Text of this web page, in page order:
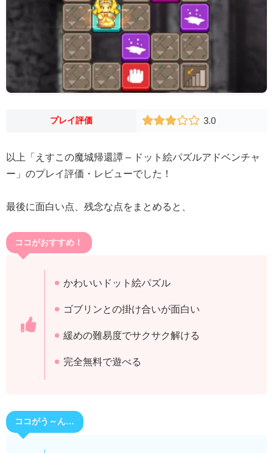
プレイ評価 3.0
以上「えすこの魔城帰還譚 – ドット絵パズルアドベンチャ
ー」のプレイ評価・レビューでした！
最後に面白い点、残念な点をまとめると、
ココがおすすめ！
かわいいドット絵パズル
ゴブリンとの掛け合いが面白い
緩めの難易度でサクサク解ける
完全無料で遊べる
ココがう～ん…